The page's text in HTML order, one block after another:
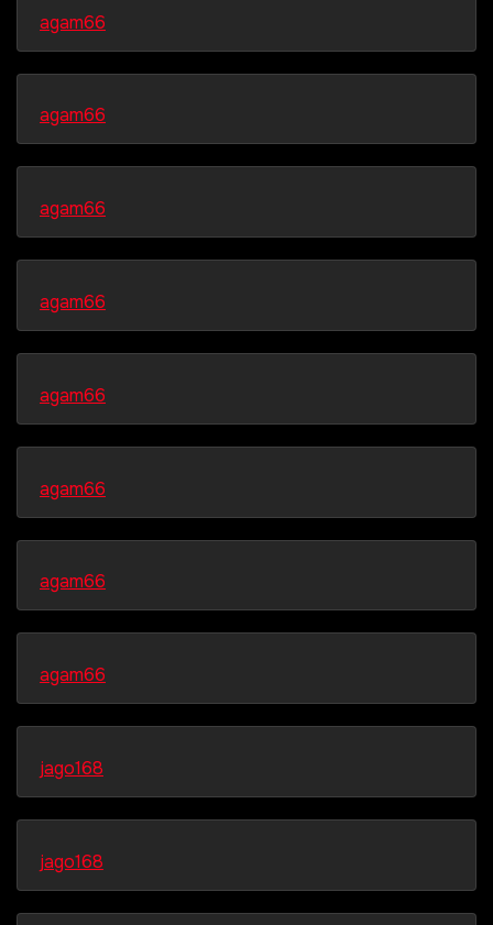
agam66
agam66
agam66
agam66
agam66
agam66
agam66
agam66
jago168
jago168